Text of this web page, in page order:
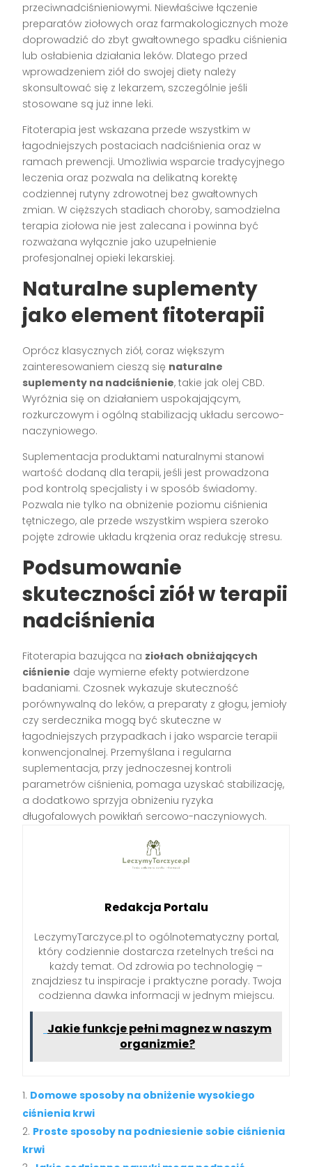
przeciwnadciśnieniowymi. Niewłaściwe łączenie
preparatów ziołowych oraz farmakologicznych może
doprowadzić do zbyt gwałtownego spadku ciśnienia
lub osłabienia działania leków. Dlatego przed
wprowadzeniem ziół do swojej diety należy
skonsultować się z lekarzem, szczególnie jeśli
stosowane są już inne leki.
Fitoterapia jest wskazana przede wszystkim w
łagodniejszych postaciach nadciśnienia oraz w
ramach prewencji. Umożliwia wsparcie tradycyjnego
leczenia oraz pozwala na delikatną korektę
codziennej rutyny zdrowotnej bez gwałtownych
zmian. W cięższych stadiach choroby, samodzielna
terapia ziołowa nie jest zalecana i powinna być
rozważana wyłącznie jako uzupełnienie
profesjonalnej opieki lekarskiej.
Naturalne suplementy
jako element fitoterapii
Oprócz klasycznych ziół, coraz większym
zainteresowaniem cieszą się naturalne
suplementy na nadciśnienie, takie jak olej CBD.
Wyróżnia się on działaniem uspokajającym,
rozkurczowym i ogólną stabilizacją układu sercowo-
naczyniowego.
Suplementacja produktami naturalnymi stanowi
wartość dodaną dla terapii, jeśli jest prowadzona
pod kontrolą specjalisty i w sposób świadomy.
Pozwala nie tylko na obniżenie poziomu ciśnienia
tętniczego, ale przede wszystkim wspiera szeroko
pojęte zdrowie układu krążenia oraz redukcję stresu.
Podsumowanie
skuteczności ziół w terapii
nadciśnienia
Fitoterapia bazująca na ziołach obniżających
ciśnienie daje wymierne efekty potwierdzone
badaniami. Czosnek wykazuje skuteczność
porównywalną do leków, a preparaty z głogu, jemioły
czy serdecznika mogą być skuteczne w
łagodniejszych przypadkach i jako wsparcie terapii
konwencjonalnej. Przemyślana i regularna
suplementacja, przy jednoczesnej kontroli
parametrów ciśnienia, pomaga uzyskać stabilizację,
a dodatkowo sprzyja obniżeniu ryzyka
długofalowych powikłań sercowo-naczyniowych.
Redakcja Portalu
LeczymyTarczyce.pl to ogólnotematyczny portal,
który codziennie dostarcza rzetelnych treści na
każdy temat. Od zdrowia po technologię –
znajdziesz tu inspiracje i praktyczne porady. Twoja
codzienna dawka informacji w jednym miejscu.
Jakie funkcje pełni magnez w naszym
organizmie?
Domowe sposoby na obniżenie wysokiego
ciśnienia krwi
Proste sposoby na podniesienie sobie ciśnienia
krwi